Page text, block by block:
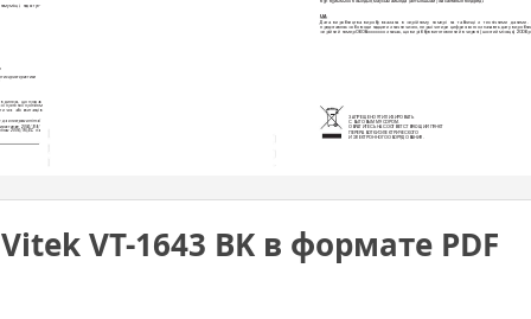
місці, недоступ-
UA
Дата виробництва виробу вказана в серійному номері на табличці з технічними даними.
представляє собою одинадцятизначне число, перші чотири цифри якого означають дату
серійний номер 0606ххххххх означає, що виріб був виготовлений в червні (шостий місяць) 2006
характеристики
в дилера, що продав
претензії прот ягом
чек або квитанцію
ЗАПРЕЩЕНО У ТИЛИЗИРОВАТЬ
до електромагнітної
2004/108/
С БЫТОВЫМ МУСОРОМ.
ОБРАТИТЕСЬ НА СООТВЕТСТВУЮЩИЙ ПУНКТ
2006/95/ЕС по ПЕРЕРАБОТКИ ЭЛЕКТРИЧЕСКОГО
И ЭЛЕКТРОННОГО ОБОРУДОВАНИЯ.
VT-1643 BK в формате PDF